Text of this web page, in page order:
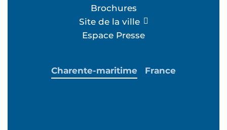
Brochures
Site de la ville
Espace Presse
Charente-maritime France